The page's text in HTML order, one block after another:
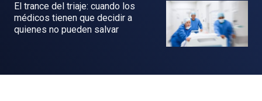
El trance del triaje: cuando los
médicos tienen que decidir a
quienes no pueden salvar